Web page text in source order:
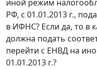
иной режим
РФ, с 01.01.2013 г.,
в ИФНС? Если да, то в
должна подать
перейти с ЕНВД на
01.01.2013 г.?